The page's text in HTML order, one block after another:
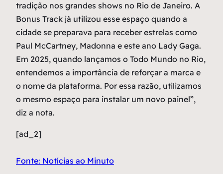
tradição nos grandes shows no Rio de Janeiro. A
Bonus Track já utilizou esse espaço quando a
cidade se preparava para receber estrelas como
Paul McCartney, Madonna e este ano Lady Gaga.
Em 2025, quando lançamos o Todo Mundo no Rio,
entendemos a importância de reforçar a marca e
o nome da plataforma. Por essa razão, utilizamos
o mesmo espaço para instalar um novo painel”,
diz a nota.
[ad_2]
Fonte: Notícias ao Minuto